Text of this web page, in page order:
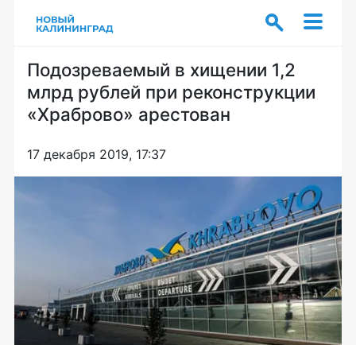
Подозреваемый в хищении 1,2
млрд рублей при реконструкции
«Храброво» арестован
17 декабря 2019, 17:37